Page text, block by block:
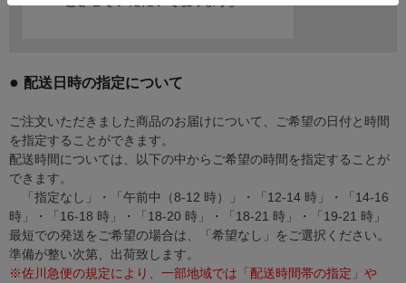
配送日時の指定について
ご注文いただきました商品のお届けについて、ご希望の日付と時間
を指定することができます。
配送時間については、以下の中からご希望の時間を指定することが
できます。
「指定なし」・「午前中（8-12 時）」・「12-14 時」・「14-16
時」・「16-18 時」・「18-20 時」・「18-21 時」・「19-21 時」
最短での発送をご希望の場合は、「希望なし」をご選択ください。
準備が整い次第、出荷致します。
※佐川急便の規定により、一部地域では「配送時間帯の指定」や